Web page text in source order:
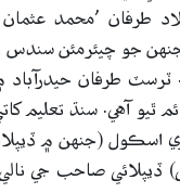
طرفان ’محمد عثمان
جو چيئرمئن سندس
ٽرسٽ طرفان حيدرآباد
ٿيو آهي. سنڌ تعليم
اسڪول (جنهن ۾
ڏيپلائي صاحب جي